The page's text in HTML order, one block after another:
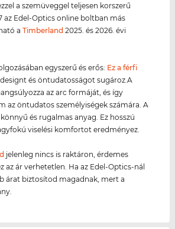
a szemüveggel teljesen korszerű
az Edel-Optics online boltban más
aTimberland 2025. és 2026. évi
egyszerű és erős: Ez a férfi
és öntudatosságot sugároz.A
az arc formáját, és így
az öntudatos személyiségek számára. A
könnyű és rugalmas anyag. Ez hosszú
viselési komfortot eredményez.
jelenleg nincs is raktáron, érdemes
az ár verhetetlen. Ha az Edel-Optics-nál
árat biztosítod magadnak, mert a